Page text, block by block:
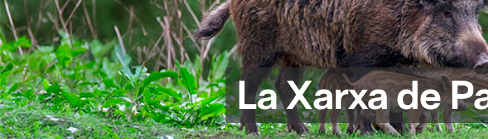
La Xarxa de